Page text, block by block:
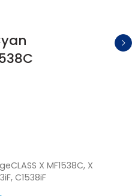
X MF1538C, X
C1538iF